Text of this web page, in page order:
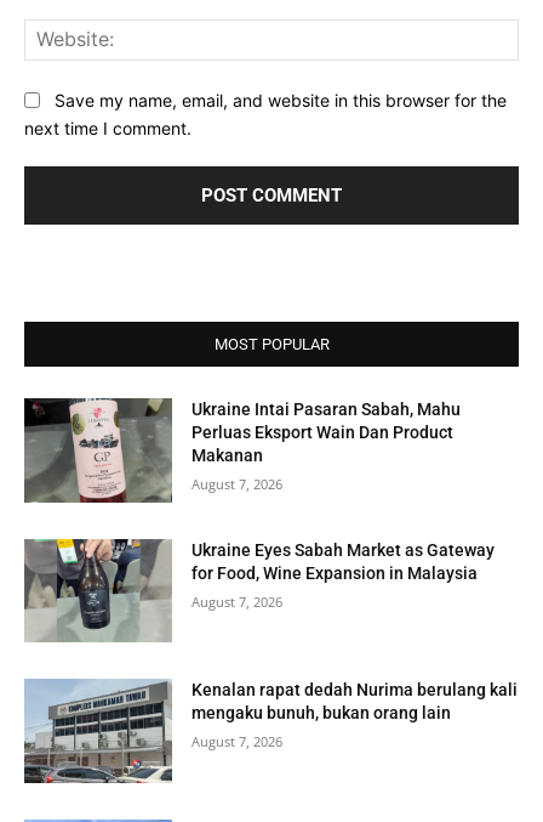
Save my name, email, and website in this browser for the
next time I comment.
MOST POPULAR
Ukraine Intai Pasaran Sabah, Mahu
Perluas Eksport Wain Dan Product
Makanan
August 7, 2026
Ukraine Eyes Sabah Market as Gateway
for Food, Wine Expansion in Malaysia
August 7, 2026
Kenalan rapat dedah Nurima berulang kali
mengaku bunuh, bukan orang lain
August 7, 2026